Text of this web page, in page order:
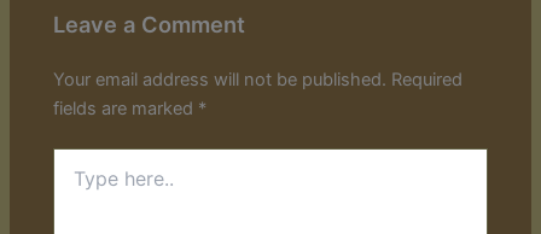
Leave a Comment
Your email address will not be published. Required
fields are marked *
here..